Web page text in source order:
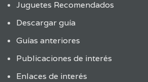
Juguetes Recomendados
Descargar guía
Guías anteriores
Publicaciones de interés
Enlaces de interés